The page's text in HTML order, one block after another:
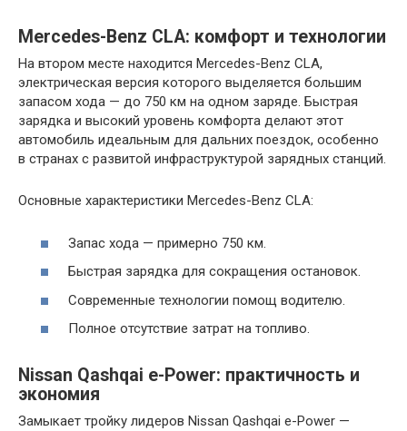
Mercedes-Benz CLA: комфорт и технологии
На втором месте находится Mercedes-Benz CLA,
электрическая версия которого выделяется большим
запасом хода — до 750 км на одном заряде. Быстрая
зарядка и высокий уровень комфорта делают этот
автомобиль идеальным для дальних поездок, особенно
в странах с развитой инфраструктурой зарядных станций.
Основные характеристики Mercedes-Benz CLA:
Запас хода — примерно 750 км.
Быстрая зарядка для сокращения остановок.
Современные технологии помощ водителю.
Полное отсутствие затрат на топливо.
Nissan Qashqai e-Power: практичность и
экономия
Замыкает тройку лидеров Nissan Qashqai e-Power —